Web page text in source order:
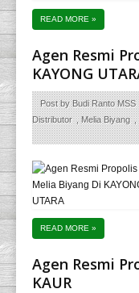
READ MORE »
Agen Resmi
KAYONG
Post byBudi Ranto MSS
Distributor ,Melia Biyang ,
READ MORE »
Agen Resmi
KAUR